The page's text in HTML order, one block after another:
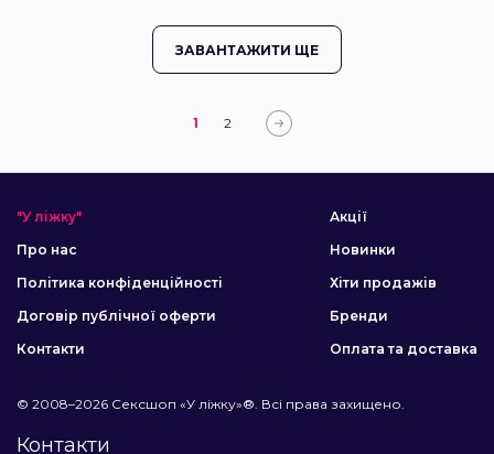
ЗАВАНТАЖИТИ ЩЕ
1 2
"У ліжку"
Про нас
Політика конфіденційності
Договір публічної оферти
Контакти
Акції
Новинки
Хіти продажів
Бренди
Оплата та доставка
© 2008–2026 Сексшоп «У ліжку»®. Всі права захищено.
Контакти